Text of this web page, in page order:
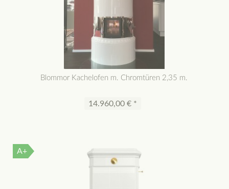
Blommor Kachelofen m. Chromtüren 2,35 m.
14.960,00 € *
A+